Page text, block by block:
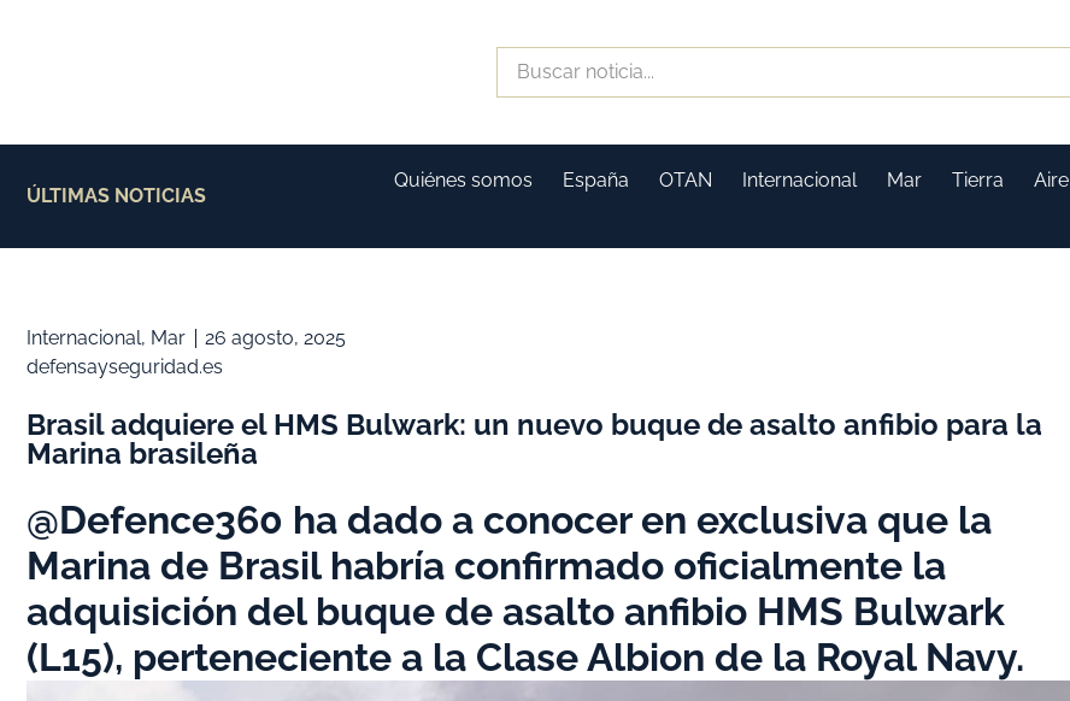
ÚLTIMAS NOTICIAS
Quiénes somos España OTAN Internacional Mar Tierra Aire
Internacional, Mar
26 agosto, 2025
defensayseguridad.es
Brasil adquiere el HMS Bulwark: un nuevo buque de asalto anfibio para la
Marina brasileña
@Defence360 ha dado a conocer en exclusiva que la
Marina de Brasil habría confirmado oficialmente la
adquisición del buque de asalto anfibio HMS Bulwark
(L15), perteneciente a la Clase Albion de la Royal Navy.